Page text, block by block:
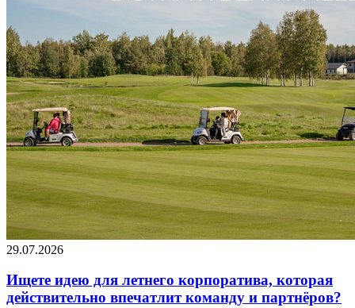
29.07.2026
Ищете идею для летнего корпоратива, которая
действительно впечатлит команду и партнёров?